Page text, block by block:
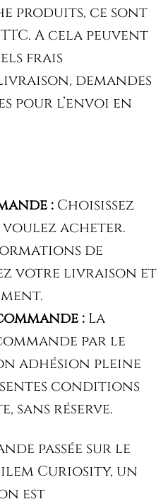
produits, ce sont
A cela peuvent
frais
demandes
pour l’envoi en
: Choisissez
acheter.
de
votre livraison et
: La
par le
adhésion pleine
conditions
sans réserve.
passée sur le
Curiosity, un
est